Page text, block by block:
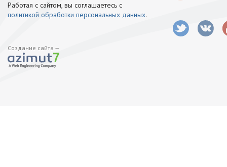
Работая с сайтом, вы соглашаетесь с
политикой обработки персональных данных.
Создание сайта —